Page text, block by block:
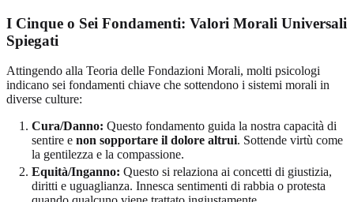
I Cinque o Sei Fondamenti: Valori Morali Universali
Spiegati
Attingendo alla Teoria delle Fondazioni Morali, molti psicologi
indicano sei fondamenti chiave che sottendono i sistemi morali in
diverse culture:
Cura/Danno: Questo fondamento guida la nostra capacità di
sentire e non sopportare il dolore altrui. Sottende virtù come
la gentilezza e la compassione.
Equità/Inganno: Questo si relaziona ai concetti di giustizia,
diritti e uguaglianza. Innesca sentimenti di rabbia o protesta